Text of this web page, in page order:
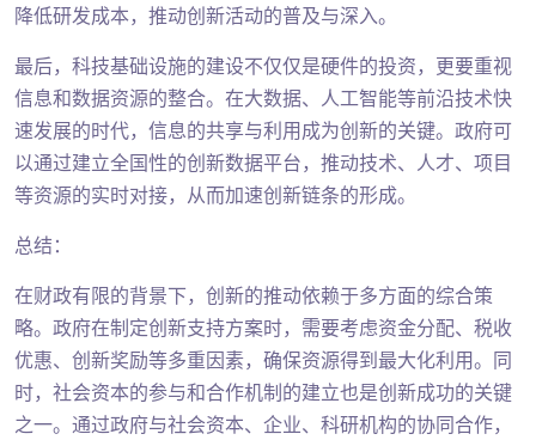
降低研发成本，推动创新活动的普及与深入。
最后，科技基础设施的建设不仅仅是硬件的投资，更要重视
信息和数据资源的整合。在大数据、人工智能等前沿技术快
速发展的时代，信息的共享与利用成为创新的关键。政府可
以通过建立全国性的创新数据平台，推动技术、人才、项目
等资源的实时对接，从而加速创新链条的形成。
总结：
在财政有限的背景下，创新的推动依赖于多方面的综合策
略。政府在制定创新支持方案时，需要考虑资金分配、税收
优惠、创新奖励等多重因素，确保资源得到最大化利用。同
时，社会资本的参与和合作机制的建立也是创新成功的关键
之一。通过政府与社会资本、企业、科研机构的协同合作，